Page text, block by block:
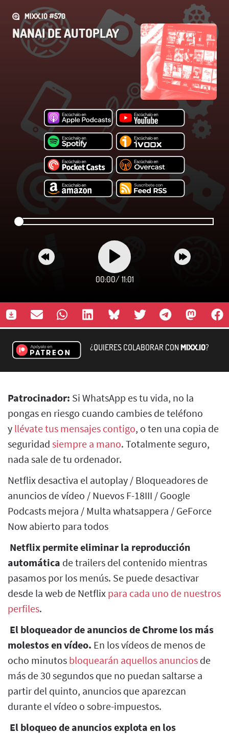
MIXX.IO #570
NANAI DE AUTOPLAY
00:00/ 11:01
¿QUIERES COLABORAR CONMIXX.IO?
Patrocinador: Si WhatsApp es tu vida, no la
pongas en riesgo cuando cambies de teléfono
y llévate tus mensajes contigo, o ten una copia de
seguridad siempre a mano. Totalmente seguro,
nada sale de tu ordenador.
Netflix desactiva el autoplay / Bloqueadores de
anuncios de vídeo / Nuevos F-18III / Google
Podcasts mejora / Multa whatsappera / GeForce
Now abierto para todos
Netflix permite eliminar la reproducción
automática de trailers del contenido mientras
pasamos por los menús. Se puede desactivar
desde la web de Netflix para cada uno de nuestros
perfiles.
El bloqueador de anuncios de Chrome los más
molestos en vídeo. En los vídeos de menos de
ocho minutos bloquearán aquellos anuncios de
más de 30 segundos que no puedan saltarse a
partir del quinto, anuncios que aparezcan
durante el vídeo o sobre-impuestos.
El bloqueo de anuncios explota en los